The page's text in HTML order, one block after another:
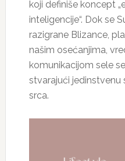
koji definiše koncept
inteligencije“. Dok se
razigrane Blizance,
našim osećanjima,
komunikacijom sele
stvarajući jedinstvenu
srca.